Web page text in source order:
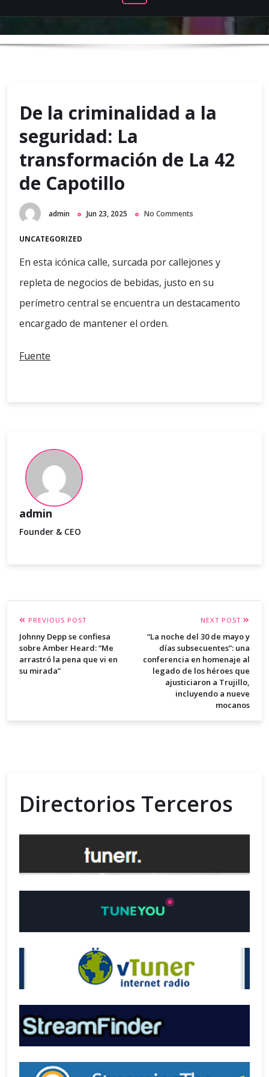
De la criminalidad a la
seguridad: La
transformación de La 42
de Capotillo
admin Jun 23, 2025 No Comments
UNCATEGORIZED
En esta icónica calle, surcada por callejones y
repleta de negocios de bebidas, justo en su
perímetro central se encuentra un destacamento
encargado de mantener el orden.
Fuente
admin
Founder & CEO
PREVIOUS POST
Johnny Depp se confiesa
sobre Amber Heard: “Me
arrastró la pena que vi en
su mirada”
NEXT POST
“La noche del 30 de mayo y
días subsecuentes”: una
conferencia en homenaje al
legado de los héroes que
ajusticiaron a Trujillo,
incluyendo a nueve
mocanos
Directorios Terceros